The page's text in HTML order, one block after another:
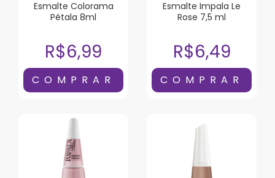
Esmalte Colorama
Pétala 8ml
R$6,99
Esmalte Impala Le
Rose 7,5 ml
R$6,49